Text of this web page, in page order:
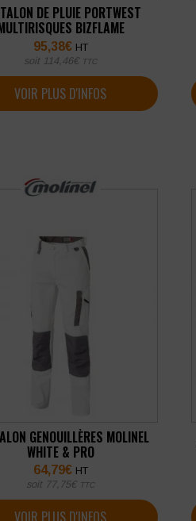
DE PLUIE PORTWEST
BIZFLAME
95,38€ HT
soit 114,46€ TTC
VOIR PLUS D'INFOS
GENOUILLÈRES MOLINEL
WHITE & PRO
64,79€ HT
soit 77,75€ TTC